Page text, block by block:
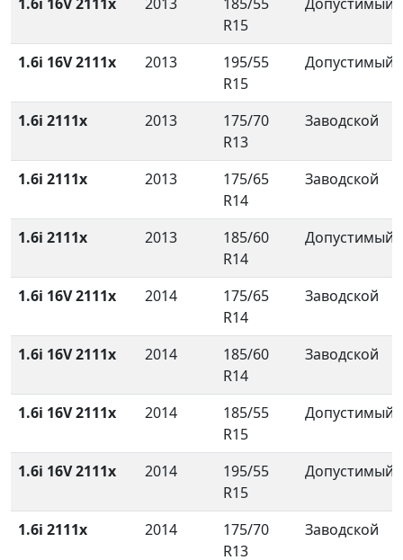
R15
1.6i 16V 2111x 2013
195/55
R15
Допустимый
1.6i 2111x 2013
175/70
R13
Заводской
1.6i 2111x 2013
175/65
R14
Заводской
1.6i 2111x 2013
185/60
R14
Допустимый
1.6i 16V 2111x 2014
175/65
R14
Заводской
1.6i 16V 2111x 2014
185/60
R14
Заводской
1.6i 16V 2111x 2014
185/55
R15
Допустимый
1.6i 16V 2111x 2014
195/55
R15
Допустимый
1.6i 2111x 2014
175/70
R13
Заводской